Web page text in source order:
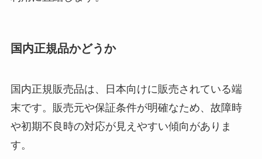
国内正規品かどうか
国内正規販売品は、日本向けに販売されている端
末です。販売元や保証条件が明確なため、故障時
や初期不良時の対応が見えやすい傾向がありま
す。